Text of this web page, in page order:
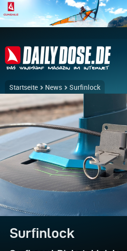
Startseite News Surfinlock
Surfinlock